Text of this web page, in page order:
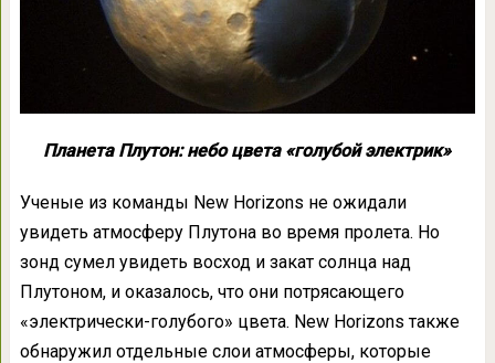
Планета Плутон: небо цвета «голубой электрик»
Ученые из команды New Horizons не ожидали
увидеть атмосферу Плутона во время пролета. Но
зонд сумел увидеть восход и закат солнца над
Плутоном, и оказалось, что они потрясающего
«электрически-голубого» цвета. New Horizons также
обнаружил отдельные слои атмосферы, которые